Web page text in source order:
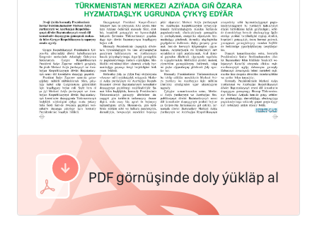
PDF görnüşinde doly ýükläp al